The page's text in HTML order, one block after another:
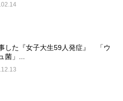
した『女子大生59人発症』 「ウ
菌」...